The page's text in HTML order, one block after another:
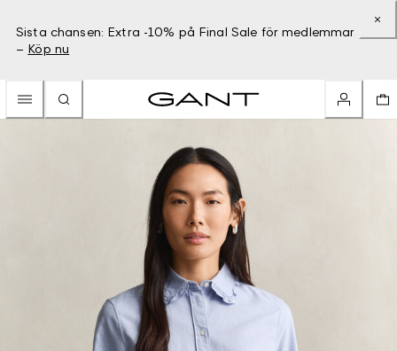
Sista chansen: Extra -10% på Final Sale för medlemmar
– Köp nu